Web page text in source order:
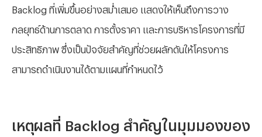
Backlog ที่เพิ่มขึ้นอย่างสม่ำเสมอ แสดงให้เห็นถึงการวาง
กลยุทธ์ด้านการตลาด การตั้งราคา และการบริหารโครงการที่มี
ประสิทธิภาพ ซึ่งเป็นปัจจัยสำคัญที่ช่วยผลักดันให้โครงการ
สามารถดำเนินงานได้ตามแผนที่กำหนดไว้
เหตุผลที่ Backlog สำคัญในมุมมองของ